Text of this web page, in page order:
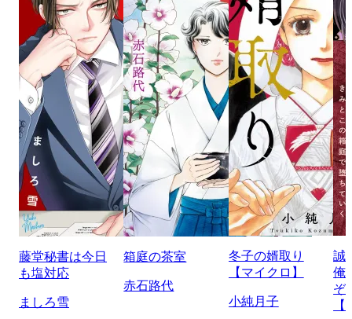
藤堂秘書は今日
も塩対応
ましろ雪
箱庭の茶室
赤石路代
冬子の婿取り
【マイクロ】
小純月子
誠
俺
ぞ